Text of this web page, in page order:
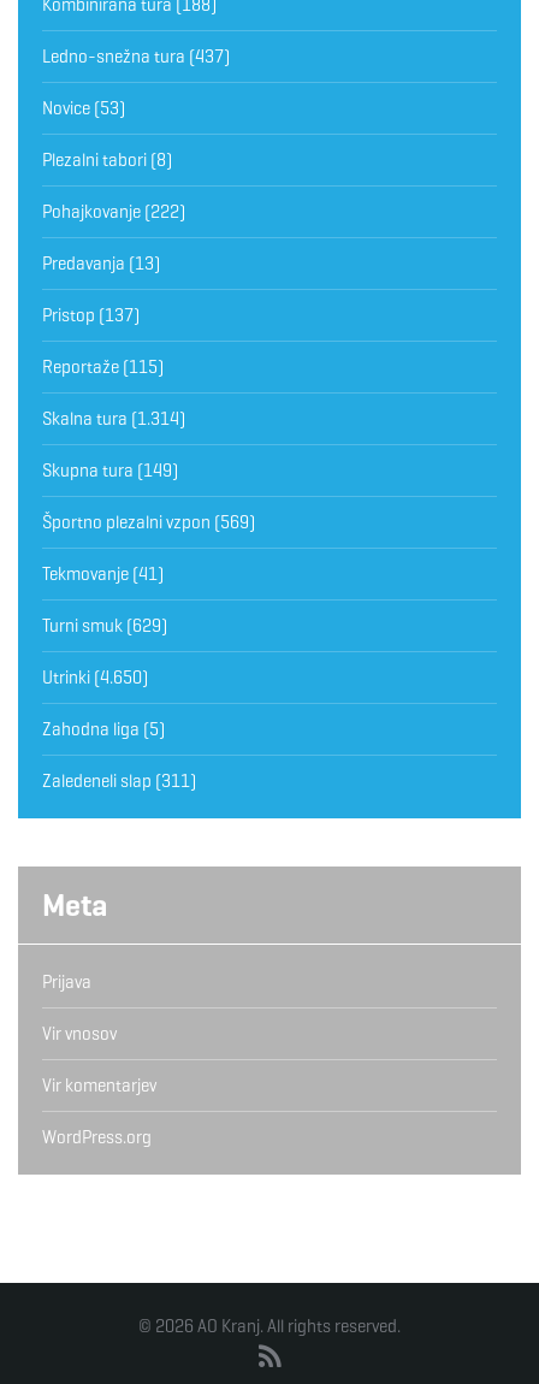
Kombinirana tura (188)
Ledno-snežna tura (437)
Novice (53)
Plezalni tabori (8)
Pohajkovanje (222)
Predavanja (13)
Pristop (137)
Reportaže (115)
Skalna tura (1.314)
Skupna tura (149)
Športno plezalni vzpon (569)
Tekmovanje (41)
Turni smuk (629)
Utrinki (4.650)
Zahodna liga (5)
Zaledeneli slap (311)
Meta
Prijava
Vir vnosov
Vir komentarjev
WordPress.org
© 2026 AO Kranj. All rights reserved.